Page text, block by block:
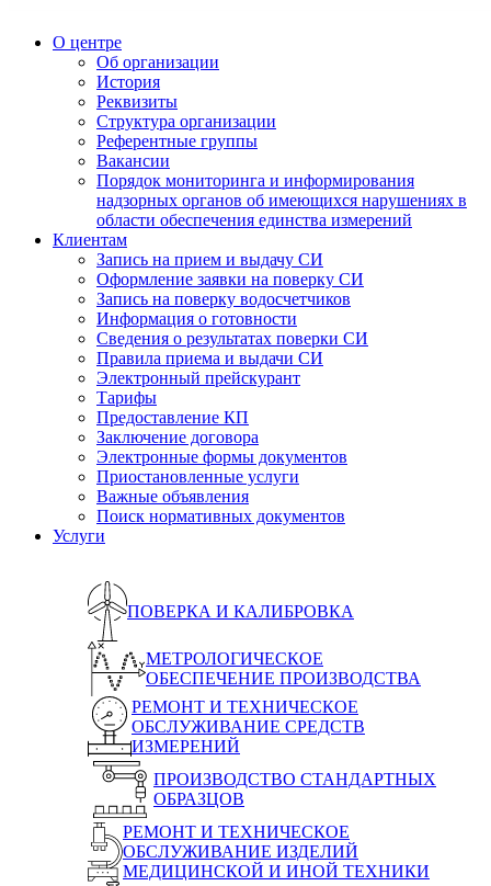
О центре
Об организации
История
Реквизиты
Структура организации
Референтные группы
Вакансии
Порядок мониторинга и информирования
надзорных органов об имеющихся нарушениях в
области обеспечения единства измерений
Клиентам
Запись на прием и выдачу СИ
Оформление заявки на поверку СИ
Запись на поверку водосчетчиков
Информация о готовности
Сведения о результатах поверки СИ
Правила приема и выдачи СИ
Электронный прейскурант
Тарифы
Предоставление КП
Заключение договора
Электронные формы документов
Приостановленные услуги
Важные объявления
Поиск нормативных документов
Услуги
ПОВЕРКА И КАЛИБРОВКА
МЕТРОЛОГИЧЕСКОЕ
ОБЕСПЕЧЕНИЕ ПРОИЗВОДСТВА
РЕМОНТ И ТЕХНИЧЕСКОЕ
ОБСЛУЖИВАНИЕ СРЕДСТВ
ИЗМЕРЕНИЙ
ПРОИЗВОДСТВО СТАНДАРТНЫХ
ОБРАЗЦОВ
РЕМОНТ И ТЕХНИЧЕСКОЕ
ОБСЛУЖИВАНИЕ ИЗДЕЛИЙ
МЕДИЦИНСКОЙ И ИНОЙ ТЕХНИКИ